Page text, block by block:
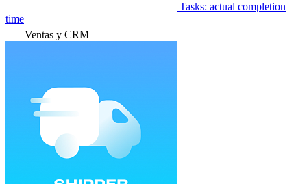
Tasks: actual completion
time
Ventas y CRM